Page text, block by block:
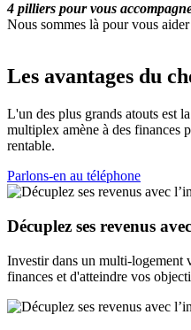
4 pilliers pour vous
Nous sommes là pour vous
Les avantages du
L'un des plus grands atouts est
multiplex amène à des finances
rentable.
Parlons-en au téléphone
Décuplez ses revenus
Investir dans un multi-logement
finances et d'atteindre vos